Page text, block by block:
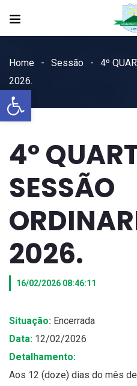
Open toolbar
Home Sessão
4º
2026.
4º
SESSÃO
2026.
16/02/2026 08:46:11
Situação: Encerrada
Data: 12/02/2026
Detalhamento:
Aos 12 (doze) dias do mês